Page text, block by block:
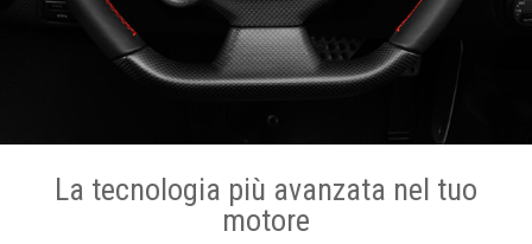
La tecnologia più avanzata nel tuo
motore